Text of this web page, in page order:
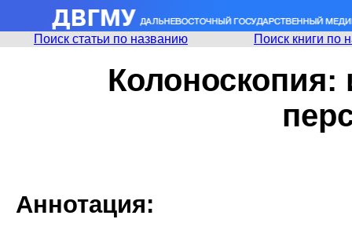
Поиск статьи по названию Поиск книги по
Колоноскопия:
Аннотация: